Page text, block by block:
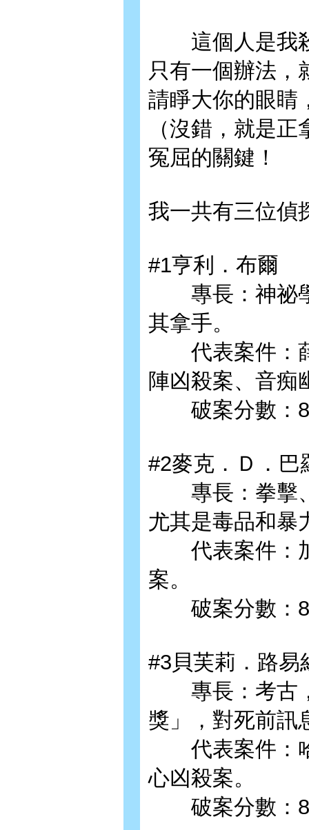
這個人是我殺
只有一個辦法，
請睜大你的眼睛
（沒錯，就是
冤屈的關鍵！
我一共有三位偵
#1亨利．布爾
專長：神祕學
其拿手。
代表案件：薛
陣凶殺案、音痴
破案分數：
#2麥克．Ｄ．巴
專長：拳擊、
尤其是毒品和暴
代表案件：加
案。
破案分數：
#3貝芙莉．路易
專長：考古，
獎」，對死前訊
代表案件：哈
心凶殺案。
破案分數：